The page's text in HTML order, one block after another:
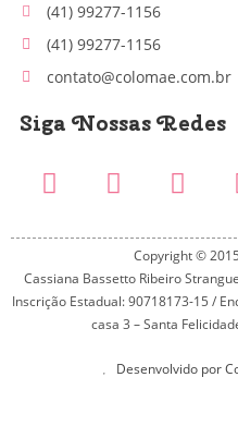
(41) 99277-1156
(41) 99277-1156
contato@colomae.com.br
Siga Nossas Redes
Copyright ©
Cassiana Bassetto Ribeiro
Inscrição Estadual: 90718173-15 /
casa 3 – Santa
Desenvolvido por